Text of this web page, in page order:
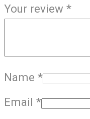
Your review *
Name *
Email *